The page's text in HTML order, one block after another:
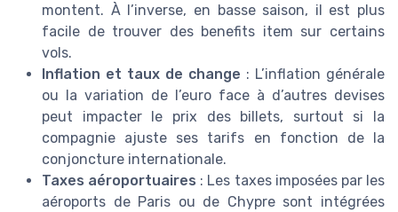
montent. À l’inverse, en basse saison, il est plus
facile de trouver des benefits item sur certains
vols.
Inflation et taux de change : L’inflation générale
ou la variation de l’euro face à d’autres devises
peut impacter le prix des billets, surtout si la
compagnie ajuste ses tarifs en fonction de la
conjoncture internationale.
Taxes aéroportuaires : Les taxes imposées par les
aéroports de Paris ou de Chypresont intégrées